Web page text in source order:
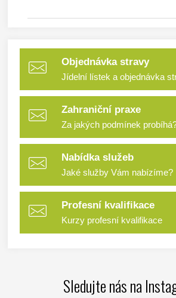
Objednávka stravy
Jídelní lístek a objednávka
Zahraniční praxe
Za jakých podmínek
Nabídka služeb
Jaké služby Vám nabízíme?
Profesní kvalifikace
Kurzy profesní kvalifikace
Sledujte nás na